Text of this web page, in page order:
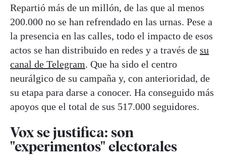
Repartió más de un millón, de las que al menos
200.000 no se han refrendado en las urnas. Pese a
la presencia en las calles, todo el impacto de esos
actos se han distribuido en redes y a través de su
canal de Telegram. Que ha sido el centro
neurálgico de su campaña y, con anterioridad, de
su etapa para darse a conocer. Ha conseguido más
apoyos que el total de sus 517.000 seguidores.
Vox se justifica: son
"experimentos" electorales